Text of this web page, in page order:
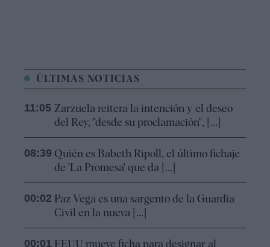
ÚLTIMAS NOTICIAS
11:05 Zarzuela reitera la intención y el deseo
del Rey, "desde su proclamación", [...]
08:39 Quién es Babeth Ripoll, el último fichaje
de 'La Promesa' que da [...]
00:02 Paz Vega es una sargento de la Guardia
Civil en la nueva [...]
00:01 EEUU mueve ficha para designar al